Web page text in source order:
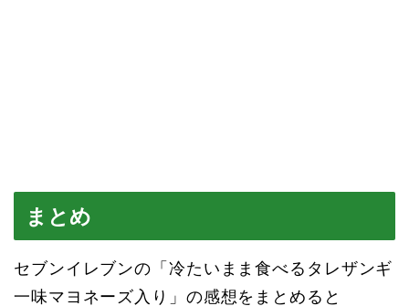
まとめ
セブンイレブンの「冷たいまま食べるタレザンギ
一味マヨネーズ入り」の感想をまとめると